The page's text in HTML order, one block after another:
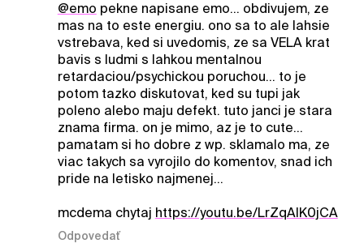
@emo pekne napisane emo... obdivujem, ze
mas na to este energiu. ono sa to ale lahsie
vstrebava, ked si uvedomis, ze sa VELA krat
bavis s ludmi s lahkou mentalnou
retardaciou/psychickou poruchou... to je
potom tazko diskutovat, ked su tupi jak
poleno alebo maju defekt. tuto janci je stara
znama firma. on je mimo, az je to cute...
pamatam si ho dobre z wp. sklamalo ma, ze
viac takych sa vyrojilo do komentov, snad ich
pride na letisko najmenej...
mcdema chytaj https://youtu.be/LrZqAlK0jCA
Odpovedať